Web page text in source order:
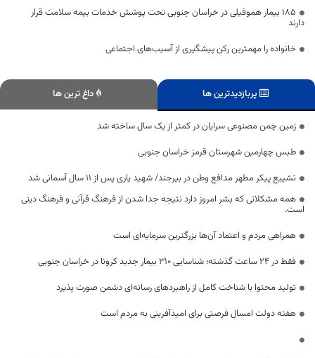
۱۸۵ بیمار هموفیلی در خراسان جنوبی تحت پوشش خدمات بیمه سلامت قرار
دارند
خانواده را مهمترین رکن پیشگیری از آسیب‌های اجتماعی
پربازدیدترین ها داغ ترین ها
زمین چمن مصنوعی سرایان در کمتر از یک سال ساخته شد
طبس چهارمین شهرستان قرمز خراسان جنوبی
تشییع پیکر مطهر مدافع وطن در بیرجند/ شهید یاری پس از ۱۱ سال آسمانی شد
همه مشکلاتی که بشر امروز دارد نتیجه جدا شدن از فرهنگ قرآنی و فرهنگ دینی
است.
همراهی مردم و اعتماد آن‌ها بزرگترین سرمایه‌ای است
فقط در 24 ساعت گذشته؛ شناسایی 310 بیمار جدید کرونا در خراسان جنوبی
تولید محتوا با شناخت کامل از راهبردهای رسانه‌ای دشمن صورت پذیرد
هفته دولت امسال فرصتی برای امیدآفرینی به مردم است